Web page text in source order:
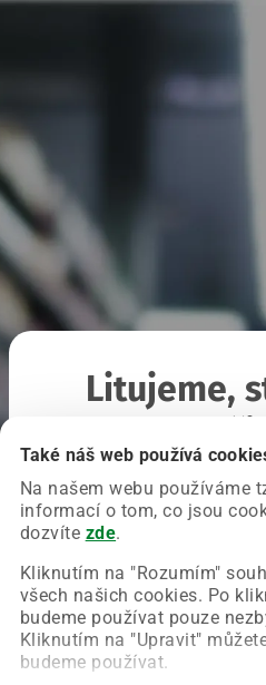
Také náš web používá
Na našem webu používáme
informací o tom, co jsou
dozvíte zde.
Kliknutím na "Rozumím"
všech našich cookies. Po
budeme používat pouze
Kliknutím na "Upravit"
budeme používat.
Litujeme,
Chyba nastala na naší
Zkuste prosím znovu
Obnovit stránku